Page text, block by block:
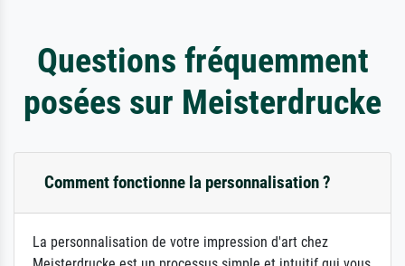
Questions fréquemment
posées sur Meisterdrucke
Comment fonctionne la personnalisation ?
La personnalisation de votre impression d'art chez